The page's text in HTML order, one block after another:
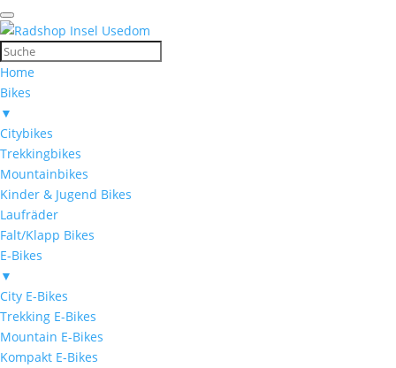
Home
Bikes
▼
Citybikes
Trekkingbikes
Mountainbikes
Kinder & Jugend Bikes
Laufräder
Falt/Klapp Bikes
E-Bikes
▼
City E-Bikes
Trekking E-Bikes
Mountain E-Bikes
Kompakt E-Bikes